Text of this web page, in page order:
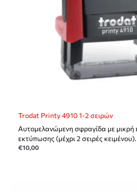
Trodat Printy 4910 1-2 σειρών
Αυτομελανώμενη σφραγίδα με μικρή
εκτύπωσης (μέχρι 2 σειρές κειμένου).
€10,00